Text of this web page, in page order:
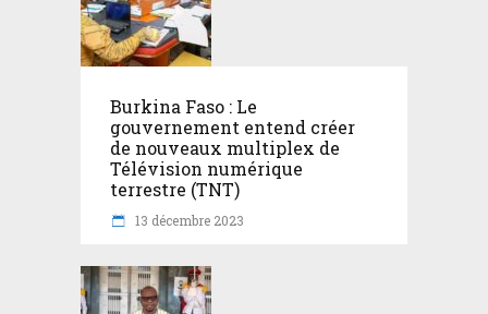
Burkina Faso : Le
gouvernement entend créer
de nouveaux multiplex de
Télévision numérique
terrestre (TNT)
13 décembre 2023